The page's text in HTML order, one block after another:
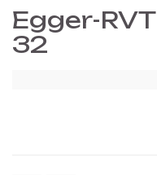
Egger-
32